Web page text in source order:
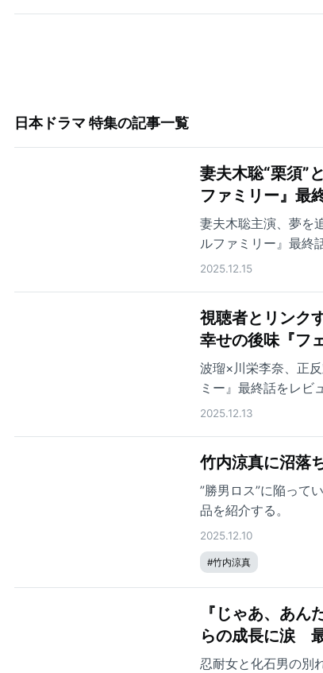
日本ドラマ 特集の記事一覧
妻夫木聡“栗須”
ファミリー』最
妻夫木聡主演、夢を
ルファミリー』最終
2025.12.15
視聴者とリンク
幸せの後味『フ
波瑠×川栄李奈、正
ミー』最終話をレビ
2025.12.13
竹内涼真に沼落
”勝男ロス”に陥って
品を紹介する。
2025.12.10
#竹内涼真
『じゃあ、あ
らの成長に涙
忍耐女と化石男の別